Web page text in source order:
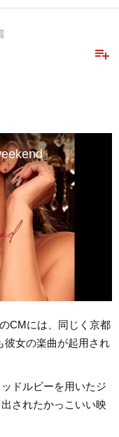
playlist_add
』
CMには、同じく京都
彼女の楽曲が起用され
ドルビーを用いたジ
されたかっこいい映